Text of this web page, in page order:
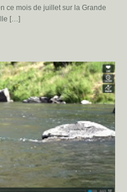
ce mois de juillet sur la Grande
[…]